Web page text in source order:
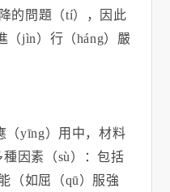
的問題（tí），因此
（jìn）行（háng）嚴
（yīng）用中，材料
因素（sù）：包括
（如屈（qū）服強